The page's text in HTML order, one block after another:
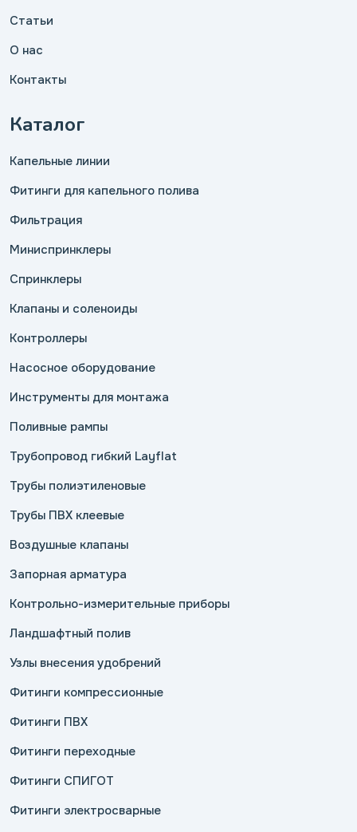
Статьи
О нас
Контакты
Каталог
Капельные линии
Фитинги для капельного полива
Фильтрация
Миниспринклеры
Спринклеры
Клапаны и соленоиды
Контроллеры
Насосное оборудование
Инструменты для монтажа
Поливные рампы
Трубопровод гибкий Layflat
Трубы полиэтиленовые
Трубы ПВХ клеевые
Воздушные клапаны
Запорная арматура
Контрольно-измерительные приборы
Ландшафтный полив
Узлы внесения удобрений
Фитинги компрессионные
Фитинги ПВХ
Фитинги переходные
Фитинги СПИГОТ
Фитинги электросварные